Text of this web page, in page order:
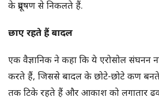
के प्रदूषण से निकलते हैं.
छाए रहते हैं बादल
एक वैज्ञानिक ने कहा कि ये एरोसोल संघनन
करते हैं, जिससे बादल के छोटे-छोटे कण
तक टिके रहते हैं और आकाश को लगातार